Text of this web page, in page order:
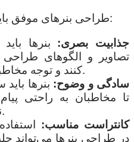
طراحی بنرهای موفق باید دارای ویژگی‌های زیر باشد:
جذابیت بصری: بنرها
تصاویر و الگوهای
کنند و توجه مخاطبان را به خود جلب کنند.
سادگی و وضوح: بنرها
تا مخاطبان به راحتی
نیازهایشان را درک کنند.
کانتراست مناسب:
در طراحی بنرها می‌تواند